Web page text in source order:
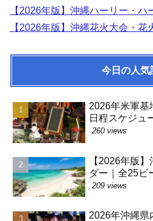
【2026年版】沖縄ハーリー・
【2026年版】沖縄花火大会・花
今日の人気
2026年米軍基
日程スケジュ
260 views
【2026年版
ダー｜全25ビ
209 views
2026年沖縄県